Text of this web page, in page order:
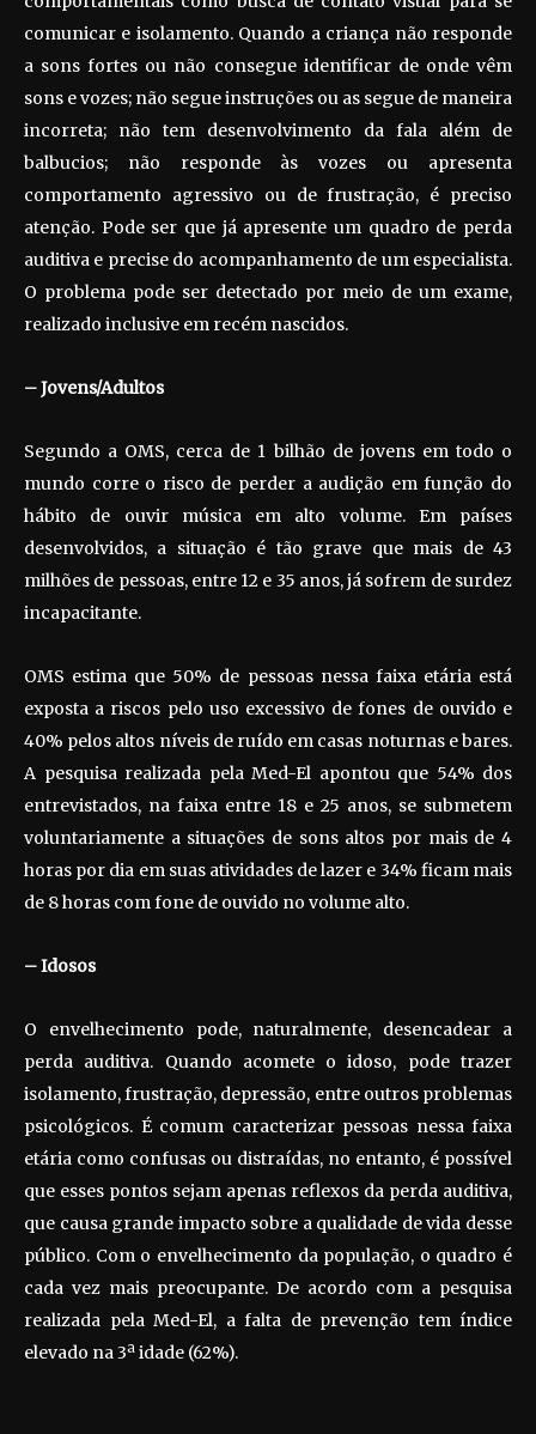
comunicar e isolamento. Quando a criança não responde
a sons fortes ou não consegue identificar de onde vêm
sons e vozes; não segue instruções ou as segue de maneira
incorreta; não tem desenvolvimento da fala além de
balbucios; não responde às vozes ou apresenta
comportamento agressivo ou de frustração, é preciso
atenção. Pode ser que já apresente um quadro de perda
auditiva e precise do acompanhamento de um especialista.
O problema pode ser detectado por meio de um exame,
realizado inclusive em recém nascidos.
– Jovens/Adultos
Segundo a OMS, cerca de 1 bilhão de jovens em todo o
mundo corre o risco de perder a audição em função do
hábito de ouvir música em alto volume. Em países
desenvolvidos, a situação é tão grave que mais de 43
milhões de pessoas, entre 12 e 35 anos, já sofrem de surdez
incapacitante.
OMS estima que 50% de pessoas nessa faixa etária está
exposta a riscos pelo uso excessivo de fones de ouvido e
40% pelos altos níveis de ruído em casas noturnas e bares.
A pesquisa realizada pela Med-El apontou que 54% dos
entrevistados, na faixa entre 18 e 25 anos, se submetem
voluntariamente a situações de sons altos por mais de 4
horas por dia em suas atividades de lazer e 34% ficam mais
de 8 horas com fone de ouvido no volume alto.
– Idosos
O envelhecimento pode, naturalmente, desencadear a
perda auditiva. Quando acomete o idoso, pode trazer
isolamento, frustração, depressão, entre outros problemas
psicológicos. É comum caracterizar pessoas nessa faixa
etária como confusas ou distraídas, no entanto, é possível
que esses pontos sejam apenas reflexos da perda auditiva,
que causa grande impacto sobre a qualidade de vida desse
público. Com o envelhecimento da população, o quadro é
cada vez mais preocupante. De acordo com a pesquisa
realizada pela Med-El, a falta de prevenção tem índice
elevado na 3ª idade (62%).